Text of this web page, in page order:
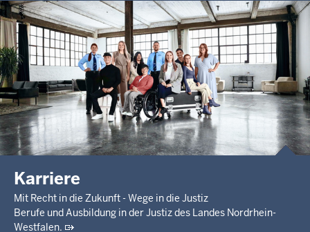
Karriere
Mit Recht in die Zukunft - Wege in die Justiz
Berufe und Ausbildung in der Justiz des Landes Nordrhein-
Westfalen.